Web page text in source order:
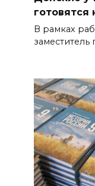
готовятся
В рамках
заместитель